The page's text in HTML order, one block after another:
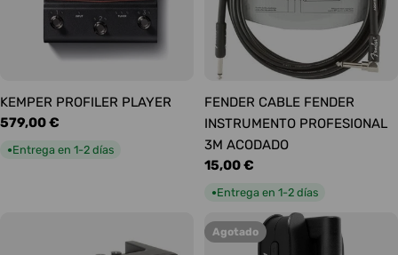
KEMPER PROFILER PLAYER
Precio
habitual
579,00 €
●Entrega en 1-2 días
FENDER CABLE FENDER
INSTRUMENTO PROFESIONAL
3M ACODADO
Precio
habitual
15,00 €
●Entrega en 1-2 días
Agotado